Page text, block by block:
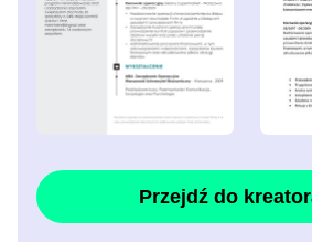
Przejdź do